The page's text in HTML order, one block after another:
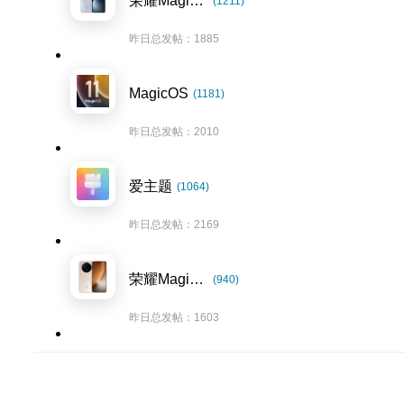
昨日总发帖：1885
MagicOS (1181)
昨日总发帖：2010
爱主题 (1064)
昨日总发帖：2169
荣耀Magic8系列 (940)
昨日总发帖：1603